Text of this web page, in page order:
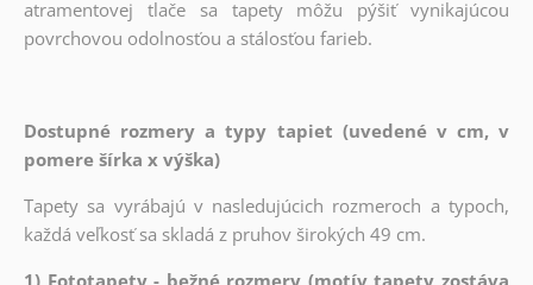
atramentovej tlače sa tapety môžu pýšiť vynikajúcou
povrchovou odolnosťou a stálosťou farieb.
Dostupné rozmery a typy tapiet (uvedené v cm, v
pomere šírka x výška)
Tapety sa vyrábajú v nasledujúcich rozmeroch a typoch,
každá veľkosť sa skladá z pruhov širokých 49 cm.
1) Fototapety - bežné rozmery (motív tapety zostáva